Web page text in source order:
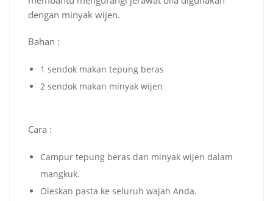
dengan minyak wijen.
Bahan :
1 sendok makan tepung beras
2 sendok makan minyak wijen
Cara :
Campur tepung beras dan minyak wijen dalam
mangkuk.
Oleskan pasta ke seluruh wajah Anda.